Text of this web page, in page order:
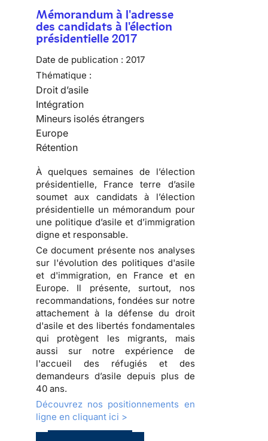
Mémorandum à l'adresse
des candidats à l'élection
présidentielle 2017
Date de publication : 2017
Thématique :
Droit d’asile
Intégration
Mineurs isolés étrangers
Europe
Rétention
À quelques semaines de l’élection
présidentielle, France terre d’asile
soumet aux candidats à l’élection
présidentielle un mémorandum pour
une politique d’asile et d’immigration
digne et responsable.
Ce document présente nos analyses
sur l'évolution des politiques d'asile
et d'immigration, en France et en
Europe. Il présente, surtout, nos
recommandations, fondées sur notre
attachement à la défense du droit
d'asile et des libertés fondamentales
qui protègent les migrants, mais
aussi sur notre expérience de
l'accueil des réfugiés et des
demandeurs d’asile depuis plus de
40 ans.
Découvrez nos positionnements en
ligne en cliquant ici >